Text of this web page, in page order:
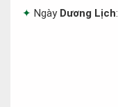
Ngày Dương Lịch: